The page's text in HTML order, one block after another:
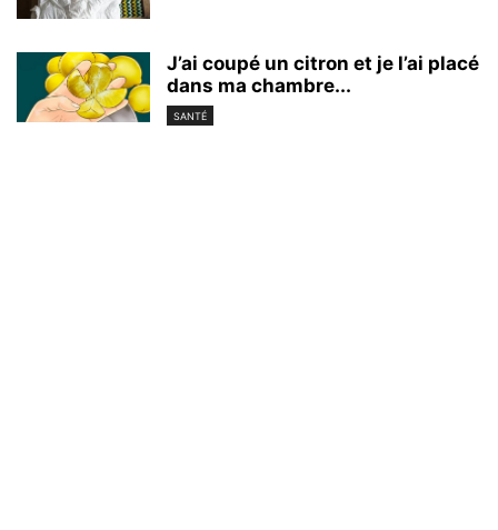
J’ai coupé un citron et je l’ai placé
dans ma chambre...
SANTÉ